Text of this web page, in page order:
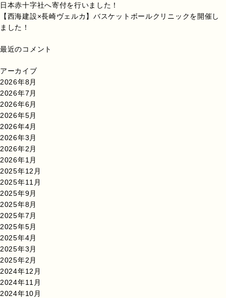
日本赤十字社へ寄付を行いました！
【西海建設×長崎ヴェルカ】バスケットボールクリニックを開催し
ました！
最近のコメント
アーカイブ
2026年8月
2026年7月
2026年6月
2026年5月
2026年4月
2026年3月
2026年2月
2026年1月
2025年12月
2025年11月
2025年9月
2025年8月
2025年7月
2025年5月
2025年4月
2025年3月
2025年2月
2024年12月
2024年11月
2024年10月